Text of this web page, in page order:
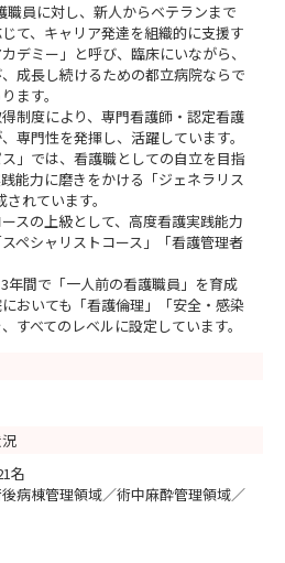
員に対し、新人からベテランまで
て、キャリア発達を組織的に支援す
デミー」と呼び、臨床にいながら、
成長し続けるための都立病院ならで
ます。
制度により、専門看護師・認定看護
専門性を発揮し、活躍しています。
」では、看護職としての自立を目指
能力に磨きをかける「ジェネラリス
れています。
スの上級として、高度看護実践能力
ペシャリストコース」「看護管理者
年間で「一人前の看護職員」を育成
おいても「看護倫理」「安全・感染
すべてのレベルに設定しています。
名
病棟管理領域／術中麻酔管理領域／